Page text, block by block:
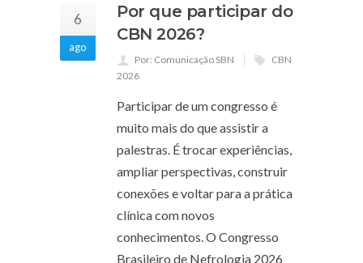
6
ago
Por que participar do
CBN 2026?
Por: Comunicação SBN
CBN
2026
Participar de um congresso é
muito mais do que assistir a
palestras. É trocar experiências,
ampliar perspectivas, construir
conexões e voltar para a prática
clínica com novos
conhecimentos. O Congresso
Brasileiro de Nefrologia 2026